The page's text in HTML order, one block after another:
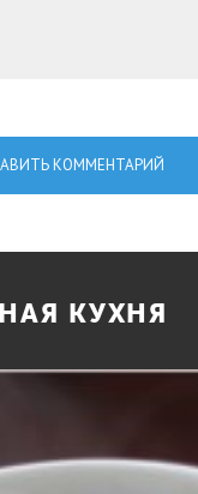
КОММЕНТАРИЙ
КУХНЯ